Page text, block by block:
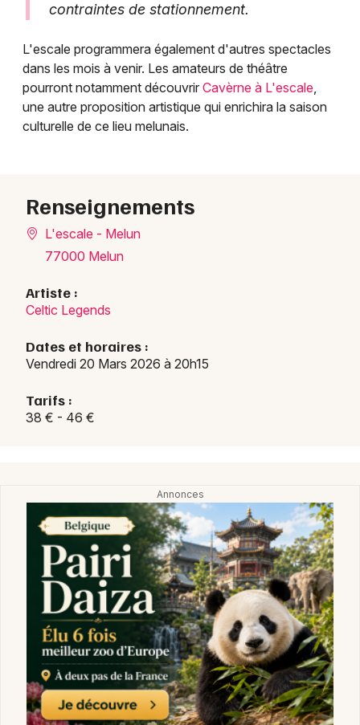
contraintes de stationnement.
L'escale programmera également d'autres spectacles
dans les mois à venir. Les amateurs de théâtre
pourront notamment découvrir Cavèrne à L'escale,
une autre proposition artistique qui enrichira la saison
culturelle de ce lieu melunais.
Renseignements
L'escale - Melun
77000 Melun
Artiste :
Celtic Legends
Dates et horaires :
Vendredi 20 Mars 2026 à 20h15
Tarifs :
38 € - 46 €